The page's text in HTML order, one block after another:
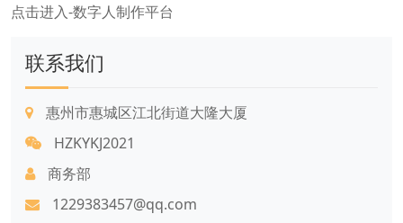
点击进入-数字人制作平台
联系我们
惠州市惠城区江北街道大隆大厦
HZKYKJ2021
商务部
1229383457@qq.com